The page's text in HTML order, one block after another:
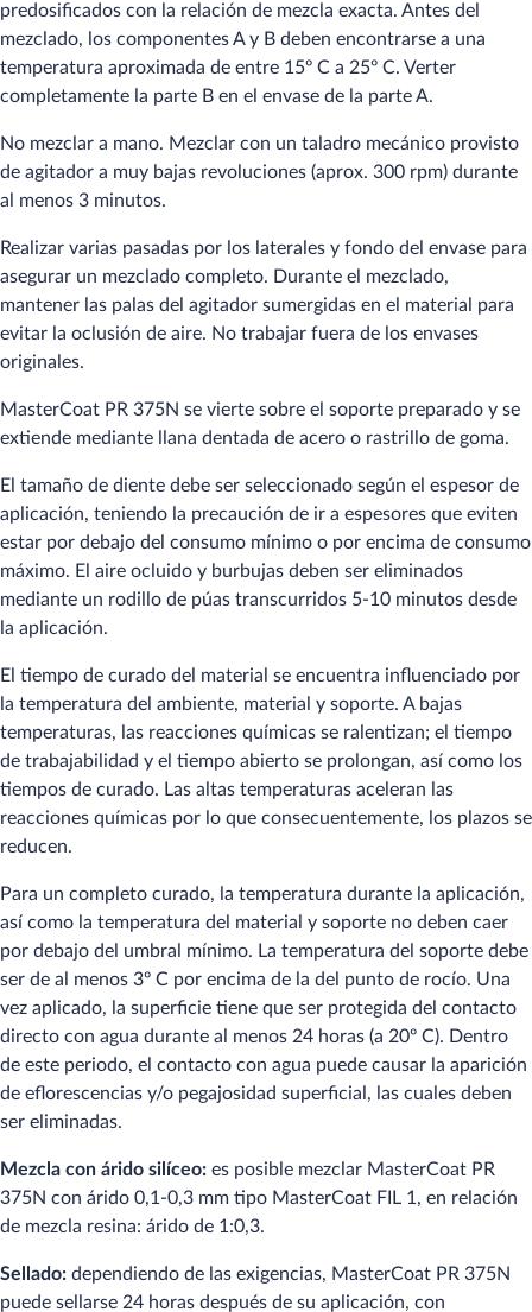
predosificados con la relación de mezcla exacta. Antes del
mezclado, los componentes A y B deben encontrarse a una
temperatura aproximada de entre 15º C a 25º C. Verter
completamente la parte B en el envase de la parte A.
No mezclar a mano. Mezclar con un taladro mecánico provisto
de agitador a muy bajas revoluciones (aprox. 300 rpm) durante
al menos 3 minutos.
Realizar varias pasadas por los laterales y fondo del envase para
asegurar un mezclado completo. Durante el mezclado,
mantener las palas del agitador sumergidas en el material para
evitar la oclusión de aire. No trabajar fuera de los envases
originales.
MasterCoat PR 375N se vierte sobre el soporte preparado y se
extiende mediante llana dentada de acero o rastrillo de goma.
El tamaño de diente debe ser seleccionado según el espesor de
aplicación, teniendo la precaución de ir a espesores que eviten
estar por debajo del consumo mínimo o por encima de consumo
máximo. El aire ocluido y burbujas deben ser eliminados
mediante un rodillo de púas transcurridos 5-10 minutos desde
la aplicación.
El tiempo de curado del material se encuentra influenciado por
la temperatura del ambiente, material y soporte. A bajas
temperaturas, las reacciones químicas se ralentizan; el tiempo
de trabajabilidad y el tiempo abierto se prolongan, así como los
tiempos de curado. Las altas temperaturas aceleran las
reacciones químicas por lo que consecuentemente, los plazos se
reducen.
Para un completo curado, la temperatura durante la aplicación,
así como la temperatura del material y soporte no deben caer
por debajo del umbral mínimo. La temperatura del soporte debe
ser de al menos 3º C por encima de la del punto de rocío. Una
vez aplicado, la superficie tiene que ser protegida del contacto
directo con agua durante al menos 24 horas (a 20º C). Dentro
de este periodo, el contacto con agua puede causar la aparición
de eflorescencias y/o pegajosidad superficial, las cuales deben
ser eliminadas.
Mezcla con árido silíceo: es posible mezclar MasterCoat PR
375N con árido 0,1-0,3 mm tipo MasterCoat FIL 1, en relación
de mezcla resina: árido de 1:0,3.
Sellado: dependiendo de las exigencias, MasterCoat PR 375N
puede sellarse 24 horas después de su aplicación, con